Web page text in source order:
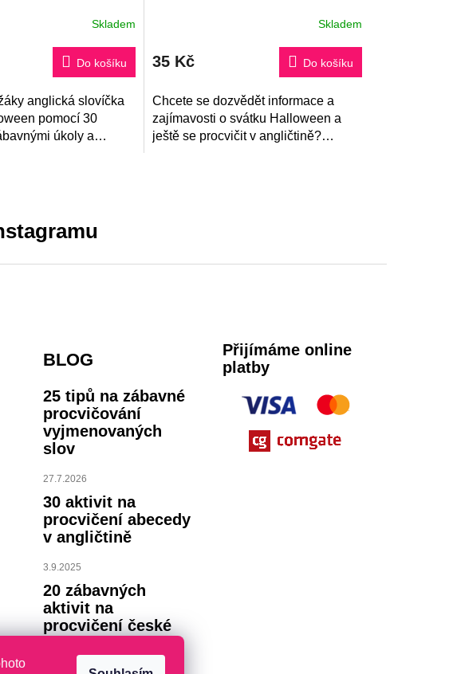
Skladem
Do košíku
anglická slovíčka
pomocí 30
úkoly a
Skladem
35 Kč Do košíku
Chcete se dozvědět informace a
zajímavosti o svátku Halloween a
ještě se procvičit v angličtině?
BLOG
25 tipů na zábavné
procvičování
vyjmenovaných
slov
27.7.2026
30 aktivit na
procvičení abecedy
v angličtině
3.9.2025
20 zábavných
aktivit na
procvičení české
Přijímáme online
platby